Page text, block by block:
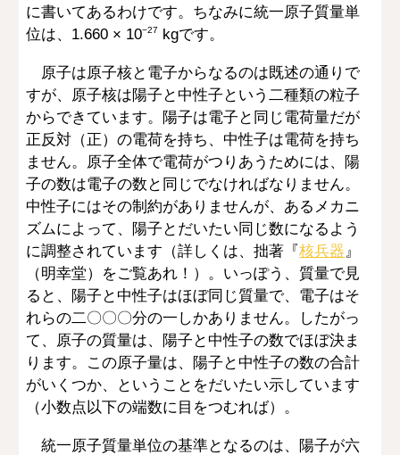
に書いてあるわけです。ちなみに統一原子質量単
位は、1.660 × 10−27 kgです。
原子は原子核と電子からなるのは既述の通りで
すが、原子核は陽子と中性子という二種類の粒子
からできています。陽子は電子と同じ電荷量だが
正反対（正）の電荷を持ち、中性子は電荷を持ち
ません。原子全体で電荷がつりあうためには、陽
子の数は電子の数と同じでなければなりません。
中性子にはその制約がありませんが、あるメカニ
ズムによって、陽子とだいたい同じ数になるよう
に調整されています（詳しくは、拙著『核兵器』
（明幸堂）をご覧あれ！）。いっぽう、質量で見
ると、陽子と中性子はほぼ同じ質量で、電子はそ
れらの二〇〇〇分の一しかありません。したがっ
て、原子の質量は、陽子と中性子の数でほぼ決ま
ります。この原子量は、陽子と中性子の数の合計
がいくつか、ということをだいたい示しています
（小数点以下の端数に目をつむれば）。
統一原子質量単位の基準となるのは、陽子が六